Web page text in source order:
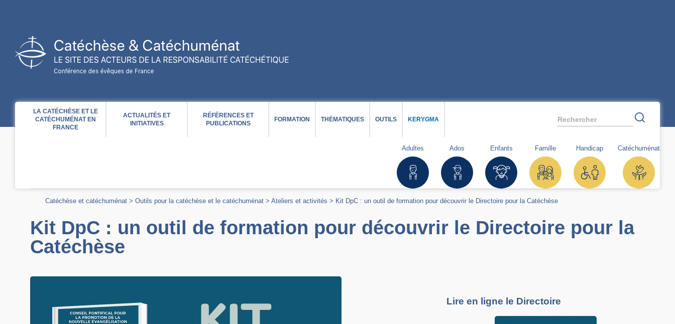
Rechercher
LA CATÉCHÈSE ET LE
CATÉCHUMÉNAT EN
FRANCE
ACTUALITÉS ET
INITIATIVES
RÉFÉRENCES ET
PUBLICATIONS
FORMATION THÉMATIQUES OUTILS KERYGMA
Adultes Ados Enfants Famille Handicap Catéchuménat
Catéchèse et catéchuménat > Outils pour la catéchèse et le catéchuménat > Ateliers et activités > Kit DpC : un outil de formation pour découvrir le Directoire pour la Catéchèse
Kit DpC : un outil de formation pour découvrir le Directoire pour la
Catéchèse
Lire en ligne le Directoire